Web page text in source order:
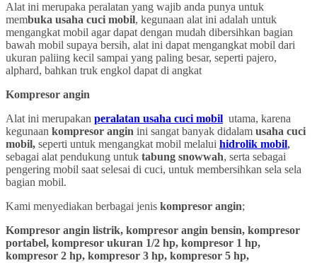
Alat ini merupaka peralatan yang wajib anda punya untuk
membuka usaha cuci mobil, kegunaan alat ini adalah untuk
mengangkat mobil agar dapat dengan mudah dibersihkan bagian
bawah mobil supaya bersih, alat ini dapat mengangkat mobil dari
ukuran paliing kecil sampai yang paling besar, seperti pajero,
alphard, bahkan truk engkol dapat di angkat
Kompresor angin
Alat ini merupakan peralatan usaha cuci mobil utama, karena
kegunaan kompresor angin ini sangat banyak didalam usaha cuci
mobil, seperti untuk mengangkat mobil melalui hidrolik mobil,
sebagai alat pendukung untuk tabung snowwah, serta sebagai
pengering mobil saat selesai di cuci, untuk membersihkan sela sela
bagian mobil.
Kami menyediakan berbagai jenis kompresor angin;
Kompresor angin listrik, kompresor angin bensin, kompresor
portabel, kompresor ukuran 1/2 hp, kompresor 1 hp,
kompresor 2 hp, kompresor 3 hp, kompresor 5 hp,